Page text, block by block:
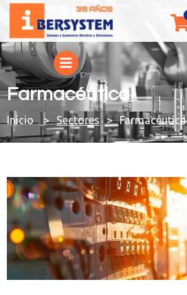
Farmacéutica
You are here:Sectores Farmacéutica